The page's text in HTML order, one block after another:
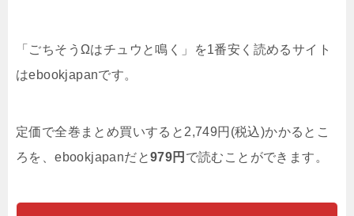
「ごちそうΩはチュウと鳴く」を1番安く読めるサイト
はebookjapanです。
定価で全巻まとめ買いすると2,749円(税込)かかるとこ
ろを、ebookjapanだと979円 で読むことができます。